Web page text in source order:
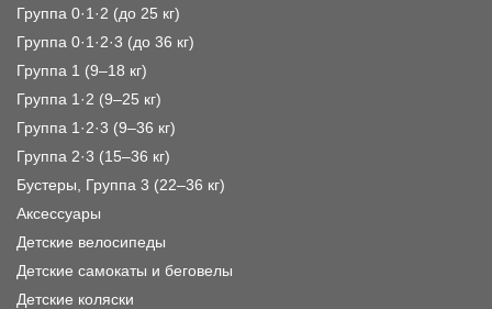
Группа 0·1·2 (до 25 кг)
Группа 0·1·2·3 (до 36 кг)
Группа 1 (9–18 кг)
Группа 1·2 (9–25 кг)
Группа 1·2·3 (9–36 кг)
Группа 2·3 (15–36 кг)
Бустеры, Группа 3 (22–36 кг)
Аксессуары
Детские велосипеды
Детские самокаты и беговелы
Детские коляски